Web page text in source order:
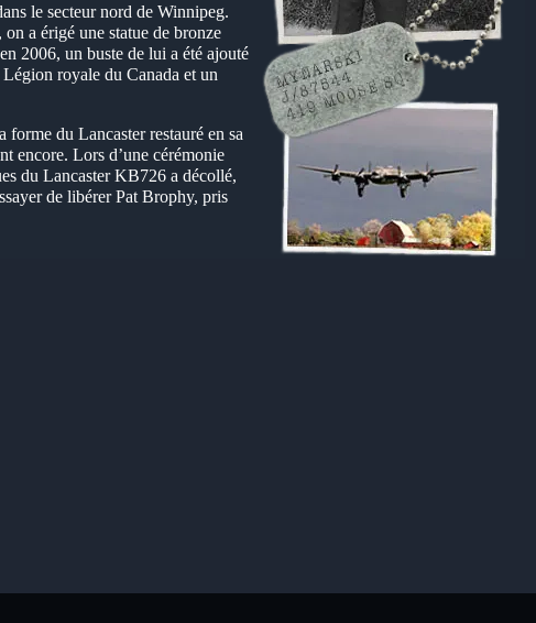
le secteur nord de Winnipeg.
a érigé une statue de bronze
2006, un buste de lui a été ajouté
royale du Canada et un
du Lancaster restauré en sa
encore. Lors d’une cérémonie
du Lancaster KB726 a décollé,
de libérer Pat Brophy, pris